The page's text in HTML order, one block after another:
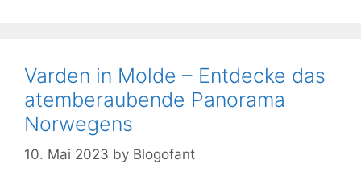
Varden in Molde – Entdecke das
atemberaubende Panorama
Norwegens
10. Mai 2023 by Blogofant